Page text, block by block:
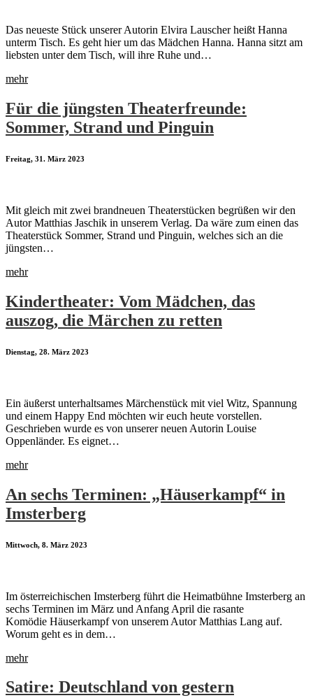
Das neueste Stück unserer Autorin Elvira Lauscher heißt Hanna
unterm Tisch. Es geht hier um das Mädchen Hanna. Hanna sitzt am
liebsten unter dem Tisch, will ihre Ruhe und…
mehr
Für die jüngsten Theaterfreunde:
Sommer, Strand und Pinguin
Freitag, 31. März 2023
Mit gleich mit zwei brandneuen Theaterstücken begrüßen wir den
Autor Matthias Jaschik in unserem Verlag. Da wäre zum einen das
Theaterstück Sommer, Strand und Pinguin, welches sich an die
jüngsten…
mehr
Kindertheater: Vom Mädchen, das
auszog, die Märchen zu retten
Dienstag, 28. März 2023
Ein äußerst unterhaltsames Märchenstück mit viel Witz, Spannung
und einem Happy End möchten wir euch heute vorstellen.
Geschrieben wurde es von unserer neuen Autorin Louise
Oppenländer. Es eignet…
mehr
An sechs Terminen: „Häuserkampf“ in
Imsterberg
Mittwoch, 8. März 2023
Im österreichischen Imsterberg führt die Heimatbühne Imsterberg an
sechs Terminen im März und Anfang April die rasante
Komödie Häuserkampf von unserem Autor Matthias Lang auf.
Worum geht es in dem…
mehr
Satire: Deutschland von gestern